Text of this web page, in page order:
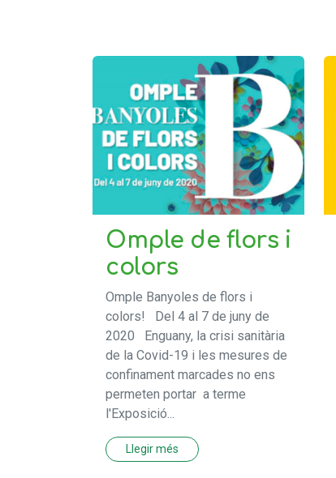
Omple de flors i
colors
Omple Banyoles de flors i
colors! Del 4 al 7 de juny de
2020 Enguany, la crisi sanitària
de la Covid-19 i les mesures de
confinament marcades no ens
permeten portar a terme
l'Exposició...
Llegir més